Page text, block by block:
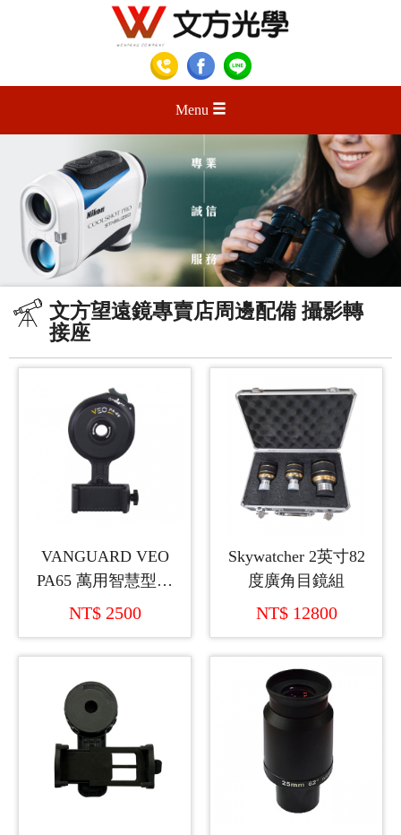
Menu
文方望遠鏡專賣店周邊配備 攝影轉
接座
VANGUARD VEO
PA65 萬用智慧型手
機連接望遠鏡轉接座
NT$ 2500
Skywatcher 2英寸82
度廣角目鏡組
NT$ 12800